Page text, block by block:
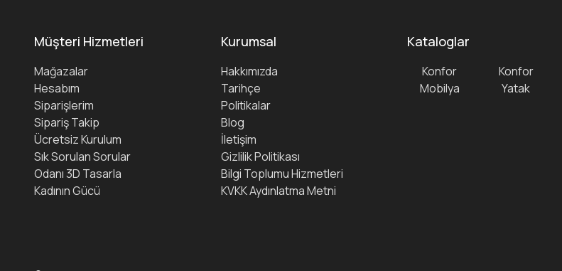
Müşteri Hizmetleri
Mağazalar
Hesabım
Siparişlerim
Sipariş Takip
Ücretsiz Kurulum
Sık Sorulan Sorular
Odanı 3D Tasarla
Kadının Gücü
Kurumsal
Hakkımızda
Tarihçe
Politikalar
Blog
İletişim
Gizlilik Politikası
Bilgi Toplumu Hizmetleri
KVKK Aydınlatma Metni
Kataloglar
Konfor
Mobilya
Konfor
Yatak